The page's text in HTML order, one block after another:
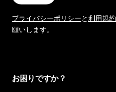
プライバシーポリシーと利用規約
願いします。
お困りですか？